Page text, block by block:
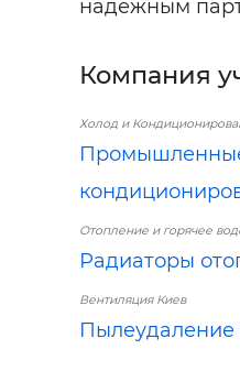
надежным
Компания
Холод и
Отопление и горячее
Радиаторы
Вентиляция Киев
Пылеудаление